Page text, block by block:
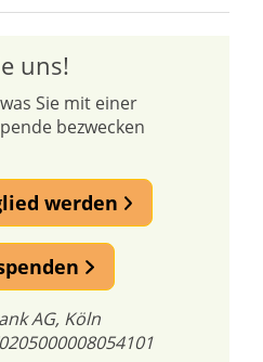
uns!
Sie mit einer
bezwecken
werden
AG, Köln